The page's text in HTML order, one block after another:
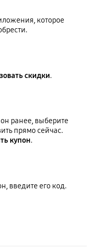
которое
скидки.
ранее, выберите
прямо сейчас.
купон.
введите его код.